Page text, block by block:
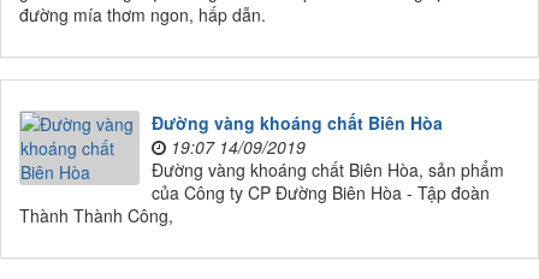
đường mía thơm ngon, hấp dẫn.
Đường vàng khoáng chất Biên Hòa
19:07 14/09/2019
Đường vàng khoáng chất Biên Hòa, sản phẩm
của Công ty CP Đường Biên Hòa - Tập đoàn
Thành Thành Công,